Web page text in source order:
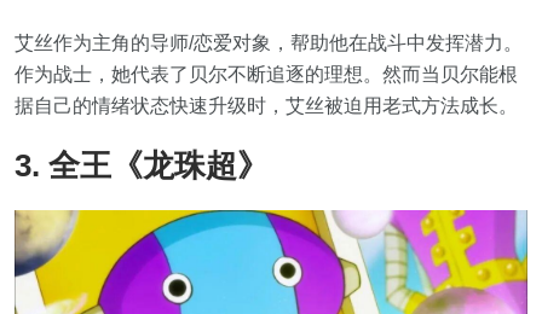
艾丝作为主角的导师/恋爱对象，帮助他在战斗中发挥潜力。
作为战士，她代表了贝尔不断追逐的理想。然而当贝尔能根
据自己的情绪状态快速升级时，艾丝被迫用老式方法成长。
3. 全王《龙珠超》